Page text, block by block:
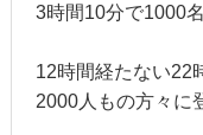
3時間10分で1000
12時間経たない22
2000人もの方々に